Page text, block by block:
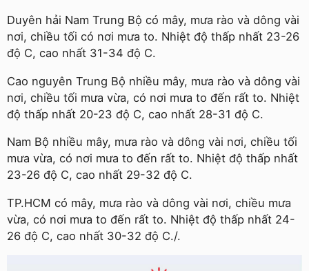
Duyên hải Nam Trung Bộ có mây, mưa rào và dông vài
nơi, chiều tối có nơi mưa to. Nhiệt độ thấp nhất 23-26
độ C, cao nhất 31-34 độ C.
Cao nguyên Trung Bộ nhiều mây, mưa rào và dông vài
nơi, chiều tối mưa vừa, có nơi mưa to đến rất to. Nhiệt
độ thấp nhất 20-23 độ C, cao nhất 28-31 độ C.
Nam Bộ nhiều mây, mưa rào và dông vài nơi, chiều tối
mưa vừa, có nơi mưa to đến rất to. Nhiệt độ thấp nhất
23-26 độ C, cao nhất 29-32 độ C.
TP.HCM có mây, mưa rào và dông vài nơi, chiều mưa
vừa, có nơi mưa to đến rất to. Nhiệt độ thấp nhất 24-
26 độ C, cao nhất 30-32 độ C./.